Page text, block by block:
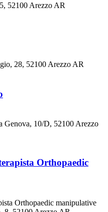
52100 Arezzo AR
28, 52100 Arezzo AR
Genova, 10/D, 52100 Arezzo
Orthopaedic
Orthopaedic manipulative